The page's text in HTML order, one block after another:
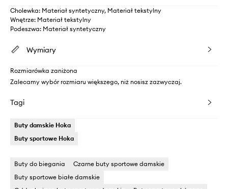
Cholewka: Materiał syntetyczny, Materiał tekstylny
Wnętrze: Materiał tekstylny
Podeszwa: Materiał syntetyczny
Wymiary
Rozmiarówka zaniżona
Zalecamy wybór rozmiaru większego, niż nosisz zazwyczaj.
Tagi
Buty damskie Hoka
Buty sportowe Hoka
Buty do biegania
Czarne buty sportowe damskie
Buty sportowe białe damskie